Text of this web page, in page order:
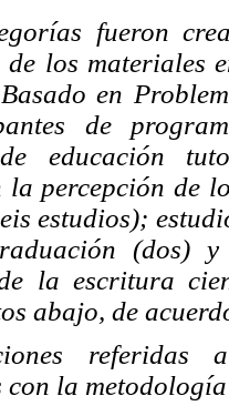
fueron
de los materiales
en
de
educación
la percepción de
estudios);
(dos)
la escritura
abajo, de
la